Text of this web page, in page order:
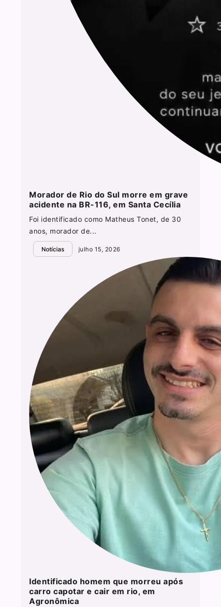
Morador de Rio do Sul morre em grave
acidente na BR-116, em Santa Cecília
Foi identificado como Matheus Tonet, de 30
anos, morador de...
Notícias julho 15, 2026
Identificado homem que morreu após
carro capotar e cair em rio, em
Agronômica